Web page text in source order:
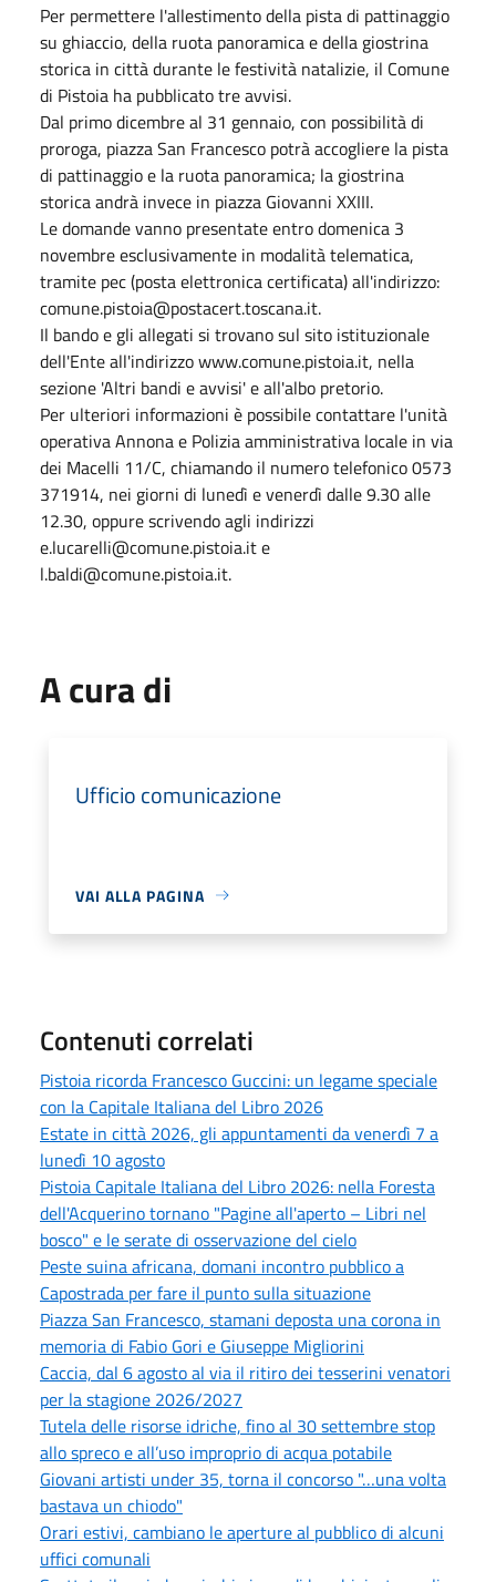
Per permettere l'allestimento della pista di pattinaggio
su ghiaccio, della ruota panoramica e della giostrina
storica in città durante le festività natalizie, il Comune
di Pistoia ha pubblicato tre avvisi.
Dal primo dicembre al 31 gennaio, con possibilità di
proroga, piazza San Francesco potrà accogliere la pista
di pattinaggio e la ruota panoramica; la giostrina
storica andrà invece in piazza Giovanni XXIII.
Le domande vanno presentate entro domenica 3
novembre esclusivamente in modalità telematica,
tramite pec (posta elettronica certificata) all'indirizzo:
comune.pistoia@postacert.toscana.it.
Il bando e gli allegati si trovano sul sito istituzionale
dell'Ente all'indirizzo www.comune.pistoia.it, nella
sezione 'Altri bandi e avvisi' e all'albo pretorio.
Per ulteriori informazioni è possibile contattare l'unità
operativa Annona e Polizia amministrativa locale in via
dei Macelli 11/C, chiamando il numero telefonico 0573
371914, nei giorni di lunedì e venerdì dalle 9.30 alle
12.30, oppure scrivendo agli indirizzi
e.lucarelli@comune.pistoia.it e
l.baldi@comune.pistoia.it.
A cura di
Ufficio comunicazione
VAI ALLA PAGINA
Contenuti correlati
Pistoia ricorda Francesco Guccini: un legame speciale
con la Capitale Italiana del Libro 2026
Estate in città 2026, gli appuntamenti da venerdì 7 a
lunedì 10 agosto
Pistoia Capitale Italiana del Libro 2026: nella Foresta
dell'Acquerino tornano "Pagine all'aperto – Libri nel
bosco" e le serate di osservazione del cielo
Peste suina africana, domani incontro pubblico a
Capostrada per fare il punto sulla situazione
Piazza San Francesco, stamani deposta una corona in
memoria di Fabio Gori e Giuseppe Migliorini
Caccia, dal 6 agosto al via il ritiro dei tesserini venatori
per la stagione 2026/2027
Tutela delle risorse idriche, fino al 30 settembre stop
allo spreco e all’uso improprio di acqua potabile
Giovani artisti under 35, torna il concorso "…una volta
bastava un chiodo"
Orari estivi, cambiano le aperture al pubblico di alcuni
uffici comunali